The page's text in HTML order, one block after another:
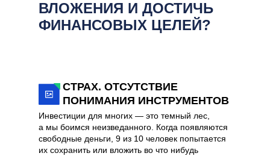
ВЛОЖЕНИЯ И ДОСТИЧЬ
ФИНАНСОВЫХ ЦЕЛЕЙ?
СТРАХ. ОТСУТСТВИЕ
ПОНИМАНИЯ ИНСТРУМЕНТОВ
Инвестиции для многих — это темный лес,
а мы боимся неизведанного. Когда появляются
свободные деньги, 9 из 10 человек попытается
их сохранить или вложить во что нибудь